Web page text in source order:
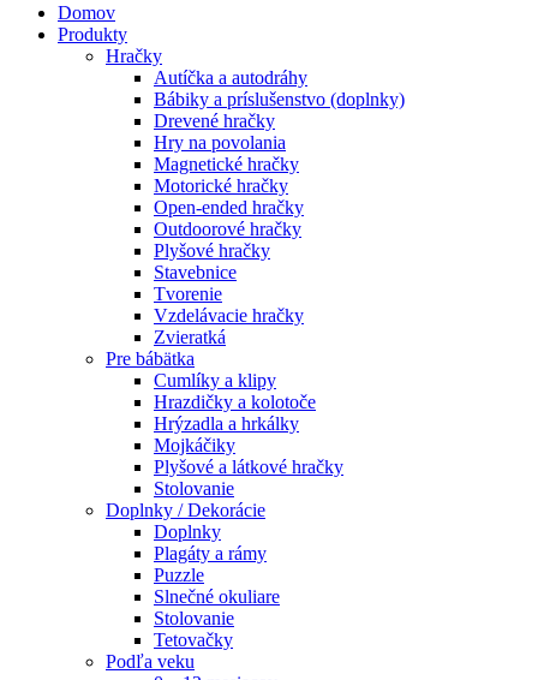
Domov
Produkty
Hračky
Autíčka a autodráhy
Bábiky a príslušenstvo (doplnky)
Drevené hračky
Hry na povolania
Magnetické hračky
Motorické hračky
Open-ended hračky
Outdoorové hračky
Plyšové hračky
Stavebnice
Tvorenie
Vzdelávacie hračky
Zvieratká
Pre bábätka
Cumlíky a klipy
Hrazdičky a kolotoče
Hrýzadla a hrkálky
Mojkáčiky
Plyšové a látkové hračky
Stolovanie
Doplnky / Dekorácie
Doplnky
Plagáty a rámy
Puzzle
Slnečné okuliare
Stolovanie
Tetovačky
Podľa veku